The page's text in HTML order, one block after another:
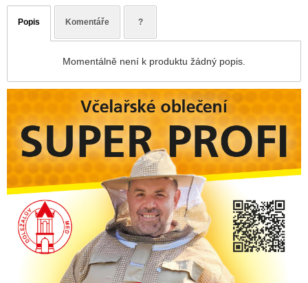
Popis Komentáře ?
Momentálně není k produktu žádný popis.